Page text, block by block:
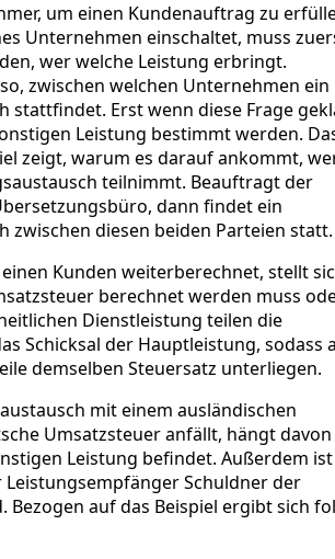
um einen Kundenauftrag zu
Unternehmen einschaltet, muss
wer welche Leistung erbringt.
zwischen welchen Unternehmen ein
stattfindet. Erst wenn diese Frage
Leistung bestimmt werden.
zeigt, warum es darauf ankommt,
teilnimmt. Beauftragt der
dann findet ein
zwischen diesen beiden Parteien statt.
Kunden weiterberechnet, stellt
berechnet werden muss
Dienstleistung teilen die
Schicksal der Hauptleistung, sodass
demselben Steuersatz unterliegen.
mit einem ausländischen
Umsatzsteuer anfällt, hängt
Leistung befindet. Außerdem
Schuldner der
Bezogen auf das Beispiel ergibt sich